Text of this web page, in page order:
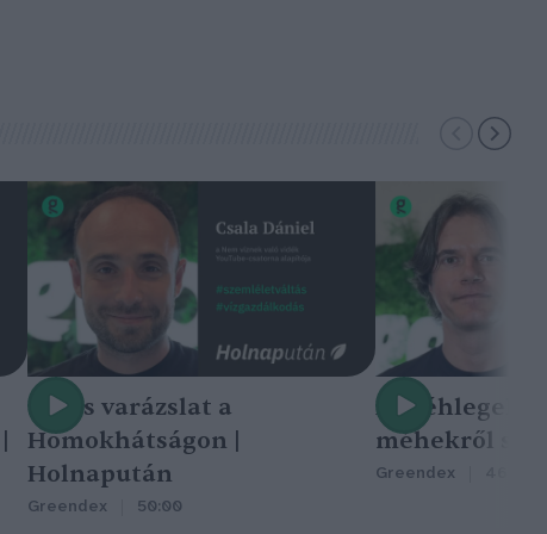
Nincs varázslat a
Homokhátságon |
Holnapután
Greendex 50:00
A méhlegelő
méhekről
Greendex